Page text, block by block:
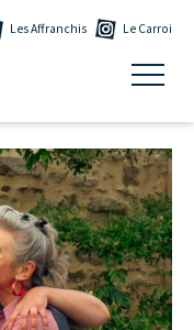
Les Affranchis Le Carroi